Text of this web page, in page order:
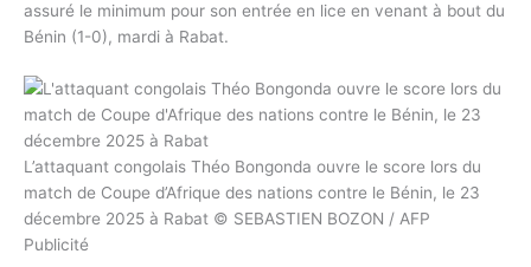
assuré le minimum pour son entrée en lice en venant à bout du
Bénin (1-0), mardi à Rabat.
L’attaquant congolais Théo Bongonda ouvre le score lors du
match de Coupe d’Afrique des nations contre le Bénin, le 23
décembre 2025 à Rabat © SEBASTIEN BOZON / AFP
Publicité